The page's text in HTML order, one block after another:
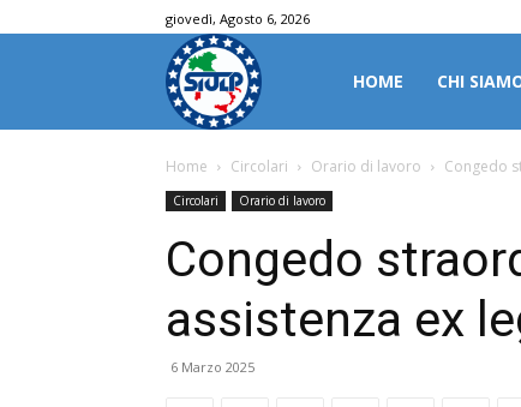
giovedì, Agosto 6, 2026
HOME CHI
Home Circolari Orario di lavoro Congedo
Circolari Orario di lavoro
Congedo
assistenza ex
6 Marzo 2025